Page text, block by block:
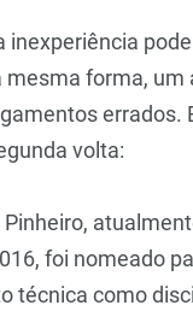
inexperiência
mesma forma,
volta:
Pinheiro,
foi nomeado
técnica como